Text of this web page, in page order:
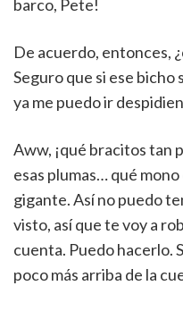
barco, Pete!
De acuerdo, entonces,
Seguro que si ese bicho
ya me puedo ir
Aww, ¡qué bracitos tan
esas plumas… qué
gigante. Así no puedo
visto, así que te voy a
cuenta. Puedo hacerlo.
poco más arriba de la